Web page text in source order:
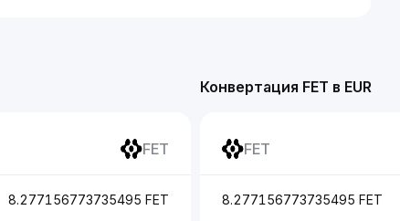
Конвертация FET в EUR
FET
8.277156773735495 FET
FET
8.277156773735495 FET